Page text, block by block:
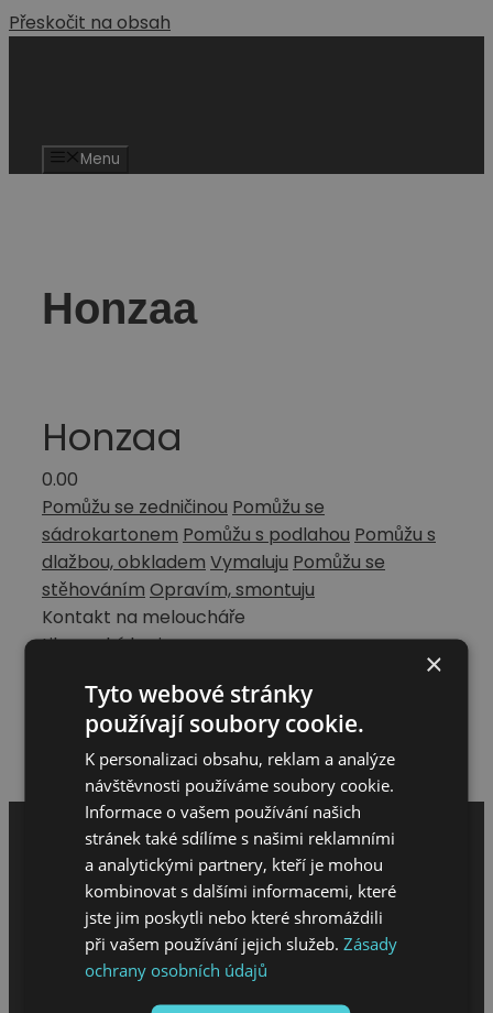
Přeskočit na obsah
Menu
Honzaa
Honzaa
0.00
Pomůžu se zedničinou Pomůžu se
sádrokartonem Pomůžu s podlahou Pomůžu s
dlažbou, obkladem Vymaluju Pomůžu se
stěhováním Opravím, smontuju
Kontakt na meloucháře
Liberecký kraj
honzazajac95@gmail.com
Hodnocení meloucháře
Napsat hodnocení
×
Tyto webové stránky
používají soubory cookie.
K personalizaci obsahu, reklam a analýze
návštěvnosti používáme soubory cookie.
Informace o vašem používání našich
stránek také sdílíme s našimi reklamními
a analytickými partnery, kteří je mohou
kombinovat s dalšími informacemi, které
jste jim poskytli nebo které shromáždili
při vašem používání jejich služeb.Zásady
ochrany osobních údajů